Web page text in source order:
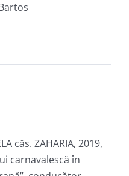
căs. ZAHARIA, 2019,
carnavalescă în